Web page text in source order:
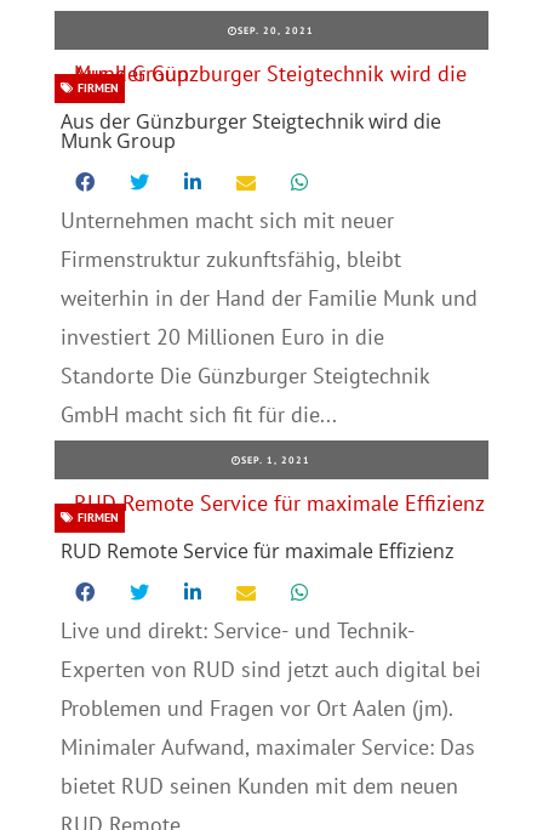
SEP. 20, 2021
Aus der Günzburger Steigtechnik wird die
Munk Group
FIRMEN
Unternehmen macht sich mit neuer
Firmenstruktur zukunftsfähig, bleibt
weiterhin in der Hand der Familie Munk und
investiert 20 Millionen Euro in die
Standorte Die Günzburger Steigtechnik
GmbH macht sich fit für die...
SEP. 1, 2021
RUD Remote Service für maximale Effizienz
FIRMEN
Live und direkt: Service- und Technik-
Experten von RUD sind jetzt auch digital bei
Problemen und Fragen vor Ort Aalen (jm).
Minimaler Aufwand, maximaler Service: Das
bietet RUD seinen Kunden mit dem neuen